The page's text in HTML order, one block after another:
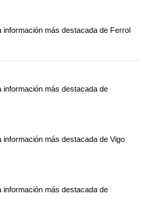
información más destacada de Ferrol
información más destacada de
información más destacada de Vigo
información más destacada de